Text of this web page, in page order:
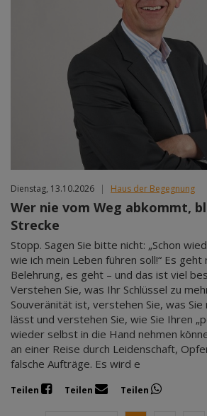
Dienstag, 13.10.2026 | Haus der Begegnung
Wer nie vom Weg abkommt,
Strecke
Stopp. Sagen Sie bitte nicht: „Schon
wie ich mein Leben führen soll!“ Es geht
Belehrung, es geht – und das ist viel
Verstehen Sie, was Ihr Schlüssel zu
Souveränität ist, verstehen Sie, was Sie
lässt und verstehen Sie, wie Sie Ihren
wieder selbst in die Hand nehmen
an einer Reise durch Leidenschaft,
falsche Aufträge. Es wird e
Teilen Teilen Teilen